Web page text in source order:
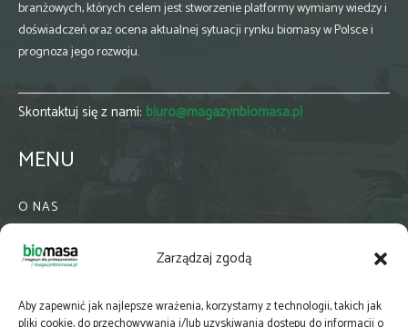
Zarządzaj zgodą
Aby zapewnić jak najlepsze wrażenia, korzystamy z technologii, takich jak
branżowych, których celem jest stworzenie platformy wymiany wiedzy i
doświadczeń oraz ocena aktualnej sytuacji rynku biomasy w Polsce i
prognoza jego rozwoju.
Skontaktuj się z nami: biuro@magazynbiomasa.pl
MENU
O NAS
WSPÓŁPRACA
PRENUMERATA